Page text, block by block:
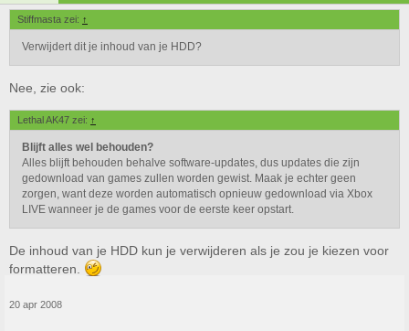
Stiffmasta zei: ↑
Verwijdert dit je inhoud van je HDD?
Nee, zie ook:
Lethal AK47 zei: ↑
Blijft alles wel behouden?
Alles blijft behouden behalve software-updates, dus updates die zijn
gedownload van games zullen worden gewist. Maak je echter geen
zorgen, want deze worden automatisch opnieuw gedownload via Xbox
LIVE wanneer je de games voor de eerste keer opstart.
De inhoud van je HDD kun je verwijderen als je zou je kiezen voor
formatteren.
20 apr 2008